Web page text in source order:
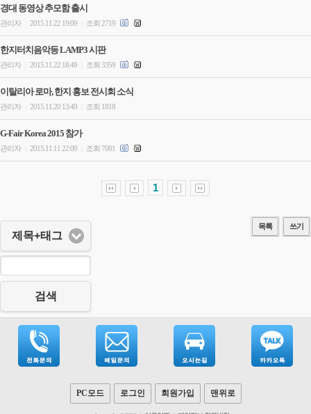
경대 동영상 추모함 출시
관리자 2015.11.22 19:09 조회 2719
한지터치음악등 LAMP3 시판
관리자 2015.11.22 18:49 조회 3359
이탈리아 로마, 한지 홍보 전시회 소식
관리자 2015.11.20 13:49 조회 1818
G-Fair Korea 2015 참가
관리자 2015.11.11 22:09 조회 7081
1
제목+태그
검색
목록 쓰기
PC모드 로그인 회원가입 맨위로